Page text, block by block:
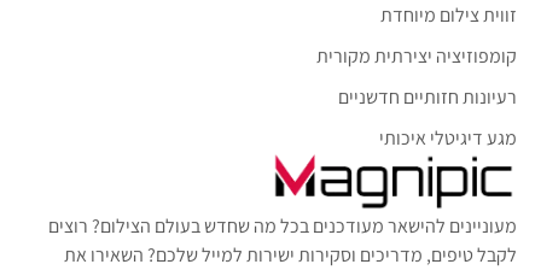
זווית צילום מיוחדת
קומפוזיציה יצירתית מקורית
רעיונות חזותיים חדשניים
מגע דיגיטלי איכותי
מעוניינים להישאר מעודכנים בכל מה שחדש בעולם הצילום? רוצים
לקבל טיפים, מדריכים וסקירות ישירות למייל שלכם? השאירו את